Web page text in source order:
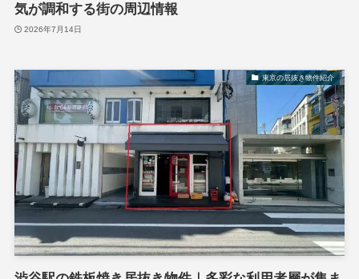
気が調和する街の周辺情報
2026年7月14日
東京の居抜き物件紹介